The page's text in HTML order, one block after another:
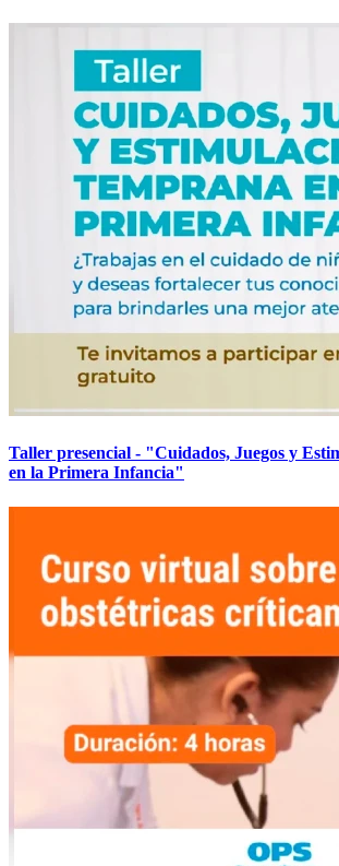
Taller presencial - "Cuidados, Juegos y
en la Primera Infancia"